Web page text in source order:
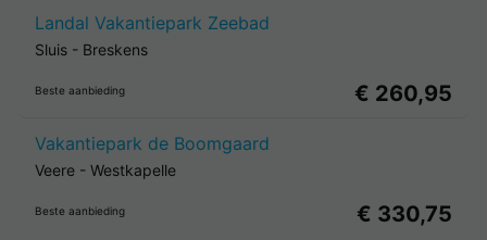
Landal Vakantiepark Zeebad
Sluis - Breskens
Beste aanbieding € 260,95
Vakantiepark de Boomgaard
Veere - Westkapelle
Beste aanbieding € 330,75